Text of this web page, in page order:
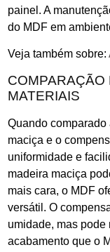
painel. A
do MDF em
Veja também sobre:
MATERIAIS
Quando comparado
maciça e o
uniformidade e
madeira maciça
mais cara, o MDF
versátil. O
umidade, mas pode
acabamento que o